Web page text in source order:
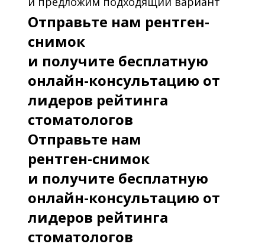
Отправьте нам рентген-
снимок
и получите бесплатную
онлайн-консультацию от
лидеров рейтинга
стоматологов
Отправьте нам
рентген-снимок
и получите бесплатную
онлайн-консультацию от
лидеров рейтинга
стоматологов